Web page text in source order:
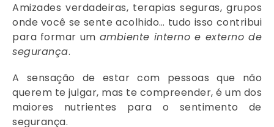
Amizades verdadeiras, terapias seguras, grupos
onde você se sente acolhido… tudo isso contribui
para formar um ambiente interno e externo de
segurança.
A sensação de estar com pessoas que não
querem te julgar, mas te compreender, é um dos
maiores nutrientes para o sentimento de
segurança.